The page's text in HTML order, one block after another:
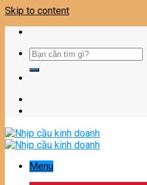
Skip to content
Menu